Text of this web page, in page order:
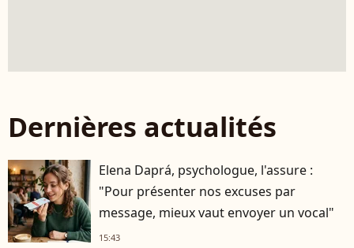
Dernières actualités
Elena Daprá, psychologue, l'assure :
"Pour présenter nos excuses par
message, mieux vaut envoyer un vocal"
15:43